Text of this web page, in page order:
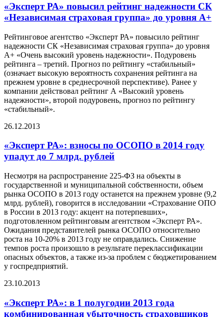
«Эксперт РА» повысил рейтинг надежности СК
«Независимая страховая группа» до уровня А+
Рейтинговое агентство «Эксперт РА» повысило рейтинг
надежности СК «Независимая страховая группа» до уровня
А+ «Очень высокий уровень надежности». Подуровень
рейтинга – третий. Прогноз по рейтингу «стабильный»
(означает высокую вероятность сохранения рейтинга на
прежнем уровне в среднесрочной перспективе). Ранее у
компании действовал рейтинг А «Высокий уровень
надежности», второй подуровень, прогноз по рейтингу
«стабильный».
26.12.2013
«Эксперт РА»: взносы по ОСОПО в 2014 году
упадут до 7 млрд. рублей
Несмотря на распространение 225-ФЗ на объекты в
государственной и муниципальной собственности, объем
рынка ОСОПО в 2013 году останется на прежнем уровне (9,2
млрд. рублей), говорится в исследовании «Страхование ОПО
в России в 2013 году: акцент на потерпевших»,
подготовленном рейтинговым агентством «Эксперт РА».
Ожидания представителей рынка ОСОПО относительно
роста на 10-20% в 2013 году не оправдались. Снижение
темпов роста произошло в результате переклассификации
опасных объектов, а также из-за проблем с бюджетированием
у госпредприятий.
23.10.2013
«Эксперт РА»: в 1 полугодии 2013 года
комбинированная убыточность страховщиков